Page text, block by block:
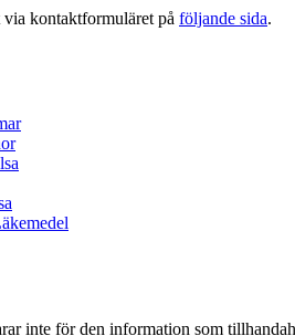
via kontaktformuläret på följande sida.
inte för den information som